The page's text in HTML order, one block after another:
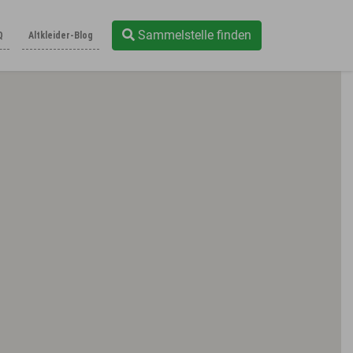
Altkleider-Blog Sammelstelle finden